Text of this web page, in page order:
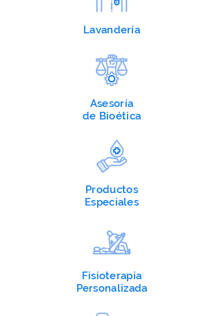
Lavandería
Asesoría
de Bioética
Productos
Especiales
Fisioterapia
Personalizada